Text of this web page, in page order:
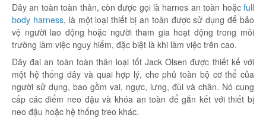
Dây an toàn toàn thân, còn được gọi là harnes an toàn hoặc full
body harness, là một loại thiết bị an toàn được sử dụng để bảo
vệ người lao động hoặc người tham gia hoạt động trong môi
trường làm việc nguy hiểm, đặc biệt là khi làm việc trên cao.
Dây đai an toàn toàn thân loại tốt Jack Olsen được thiết kế với
một hệ thống dây và quai hợp lý, che phủ toàn bộ cơ thể của
người sử dụng, bao gồm vai, ngực, lưng, đùi và chân. Nó cung
cấp các điểm neo đậu và khóa an toàn để gắn kết với thiết bị
neo đậu hoặc hệ thống treo khác.